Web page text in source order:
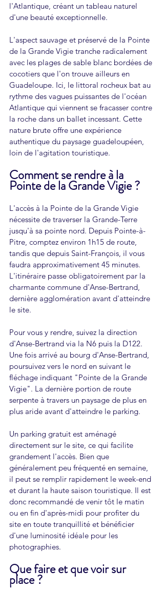
l'Atlantique, créant un tableau naturel
d'une beauté exceptionnelle.
L'aspect sauvage et préservé de la Pointe
de la Grande Vigie tranche radicalement
avec les plages de sable blanc bordées de
cocotiers que l'on trouve ailleurs en
Guadeloupe. Ici, le littoral rocheux bat au
rythme des vagues puissantes de l'océan
Atlantique qui viennent se fracasser contre
la roche dans un ballet incessant. Cette
nature brute offre une expérience
authentique du paysage guadeloupéen,
loin de l'agitation touristique.
Comment se rendre à la
Pointe de la Grande Vigie ?
L'accès à la Pointe de la Grande Vigie
nécessite de traverser la Grande-Terre
jusqu'à sa pointe nord. Depuis Pointe-à-
Pitre, comptez environ 1h15 de route,
tandis que depuis Saint-François, il vous
faudra approximativement 45 minutes.
L'itinéraire passe obligatoirement par la
charmante commune d'Anse-Bertrand,
dernière agglomération avant d'atteindre
le site.
Pour vous y rendre, suivez la direction
d'Anse-Bertrand via la N6 puis la D122.
Une fois arrivé au bourg d'Anse-Bertrand,
poursuivez vers le nord en suivant le
fléchage indiquant "Pointe de la Grande
Vigie". La dernière portion de route
serpente à travers un paysage de plus en
plus aride avant d'atteindre le parking.
Un parking gratuit est aménagé
directement sur le site, ce qui facilite
grandement l'accès. Bien que
généralement peu fréquenté en semaine,
il peut se remplir rapidement le week-end
et durant la haute saison touristique. Il est
donc recommandé de venir tôt le matin
ou en fin d'après-midi pour profiter du
site en toute tranquillité et bénéficier
d'une luminosité idéale pour les
photographies.
Que faire et que voir sur
place ?